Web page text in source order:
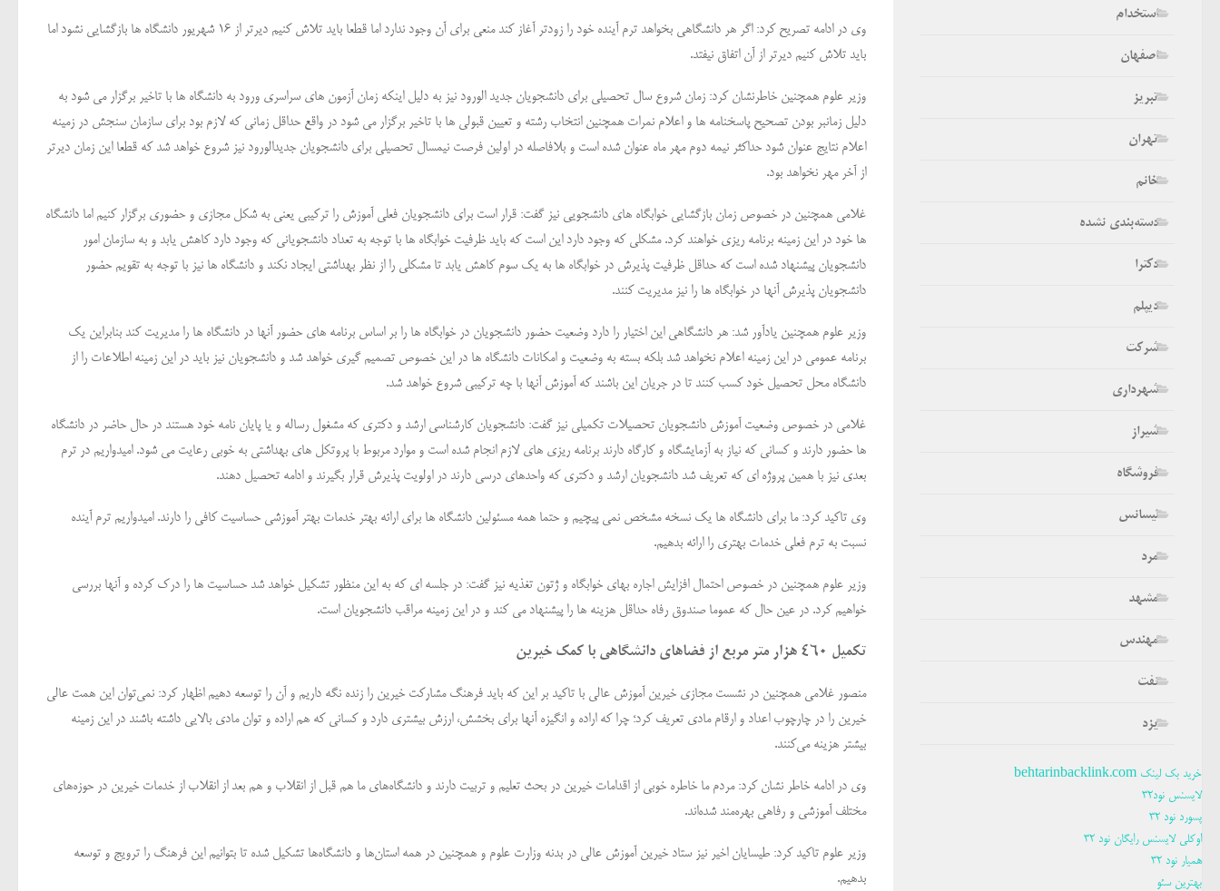
وی در ادامه تصریح کرد: اگر هر دانشگاهی بخواهد ترم آینده خود را زودتر آغاز کند منعی برای آن وجود ندارد اما قطعا باید تلاش کنیم دیرتر از 16 شهریور دانشگاه ها بازگشایی نشود اما
باید تلاش کنیم دیرتر از آن اتفاق نیفتد.
وزیر علوم همچنین خاطرنشان کرد: زمان شروع سال تحصیلی برای دانشجویان جدید الورود نیز به دلیل اینکه زمان آزمون های سراسری ورود به دانشگاه ها با تاخیر برگزار می شود به
دلیل زمانبر بودن تصحیح پاسخنامه ها و اعلام نمرات همچنین انتخاب رشته و تعیین قبولی ها با تاخیر برگزار می شود در واقع حداقل زمانی که لازم بود برای سازمان سنجش در زمینه
اعلام نتایج عنوان شود حداکثر نیمه دوم مهر ماه عنوان شده است و بلافاصله در اولین فرصت نیمسال تحصیلی برای دانشجویان جدیدالورود نیز شروع خواهد شد که قطعا این زمان دیرتر
از آخر مهر نخواهد بود.
غلامی همچنین در خصوص زمان بازگشایی خوابگاه های دانشجویی نیز گفت: قرار است برای دانشجویان فعلی آموزش را ترکیبی یعنی به شکل مجازی و حضوری برگزار کنیم اما دانشگاه
ها خود در این زمینه برنامه ریزی خواهند کرد. مشکلی که وجود دارد این است که باید ظرفیت خوابگاه ها با توجه به تعداد دانشجویانی که وجود دارد کاهش یابد و به سازمان امور
دانشجویان پیشنهاد شده است که حداقل ظرفیت پذیرش در خوابگاه ها به یک سوم کاهش یابد تا مشکلی را از نظر بهداشتی ایجاد نکند و دانشگاه ها نیز با توجه به تقویم حضور
دانشجویان پذیرش آنها در خوابگاه ها را نیز مدیریت کنند.
وزیر علوم همچنین یادآور شد: هر دانشگاهی این اختیار را دارد وضعیت حضور دانشجویان در خوابگاه ها را بر اساس برنامه های حضور آنها در دانشگاه ها را مدیریت کند بنابراین یک
برنامه عمومی در این زمینه اعلام نخواهد شد بلکه بسته به وضعیت و امکانات دانشگاه ها در این خصوص تصمیم گیری خواهد شد و دانشجویان نیز باید در این زمینه اطلاعات را از
دانشگاه محل تحصیل خود کسب کنند تا در جریان این باشند که آموزش آنها با چه ترکیبی شروع خواهد شد.
غلامی در خصوص وضعیت آموزش دانشجویان تحصیلات تکمیلی نیز گفت: دانشجویان کارشناسی ارشد و دکتری که مشغول رساله و یا پایان نامه خود هستند در حال حاضر در دانشگاه
ها حضور دارند و کسانی که نیاز به آزمایشگاه و کارگاه دارند برنامه ریزی های لازم انجام شده است و موارد مربوط با پروتکل های بهداشتی به خوبی رعایت می شود. امیدواریم در ترم
بعدی نیز با همین پروژه ای که تعریف شد دانشجویان ارشد و دکتری که واحدهای درسی دارند در اولویت پذیرش قرار بگیرند و ادامه تحصیل دهند.
وی تاکید کرد: ما برای دانشگاه ها یک نسخه مشخص نمی پیچیم و حتما همه مسئولین دانشگاه ها برای ارائه بهتر خدمات بهتر آموزشی حساسیت کافی را دارند. امیدواریم ترم آینده
نسبت به ترم فعلی خدمات بهتری را ارائه بدهیم.
وزیر علوم همچنین در خصوص احتمال افزایش اجاره بهای خوابگاه و ژتون تغذیه نیز گفت: در جلسه ای که به این منظور تشکیل خواهد شد حساسیت ها را درک کرده و آنها بررسی
خواهیم کرد. در عین حال که عموما صندوق رفاه حداقل هزینه ها را پیشنهاد می کند و در این زمینه مراقب دانشجویان است.
تکمیل 460 هزار متر مربع از فضاهای دانشگاهی با کمک خیرین
منصور غلامی همچنین در نشست مجازی خیرین آموزش عالی با تاکید بر این که باید فرهنگ مشارکت خیرین را زنده نگه داریم و آن را توسعه دهیم اظهار کرد: نمی‌توان این همت عالی
خیرین را در چارچوب اعداد و ارقام مادی تعریف کرد؛ چرا که اراده و انگیزه آنها برای بخشش، ارزش بیشتری دارد و کسانی که هم اراده و توان مادی بالایی داشته باشند در این زمینه
بیشتر هزینه می‌کنند.
وی در ادامه خاطر نشان کرد: مردم ما خاطره خوبی از اقدامات خیرین در بحث تعلیم و تربیت دارند و دانشگاه‌های ما هم قبل از انقلاب و هم بعد از انقلاب از خدمات خیرین در حوزه‌های
مختلف آموزشی و رفاهی بهره‌مند شده‌اند.
وزیر علوم تاکید کرد: طیسایان اخیر نیز ستاد خیرین آموزش عالی در بدنه وزارت علوم و همچنین در همه استان‌ها و دانشگاه‌ها تشکیل شده تا بتوانیم این فرهنگ را ترویج و توسعه
بدهیم.
استخدام
اصفهان
تبریز
تهران
خانم
دسته‌بندی نشده
دکترا
دیپلم
شرکت
شهرداری
شیراز
فروشگاه
لیسانس
مرد
مشهد
مهندس
نفت
یزد
خرید بک لینک behtarinbacklink.com
لایسنس نود32
پسورد نود 32
اوکلی لایسنس رایگان نود 32
همیار نود 32
بهترین سئو